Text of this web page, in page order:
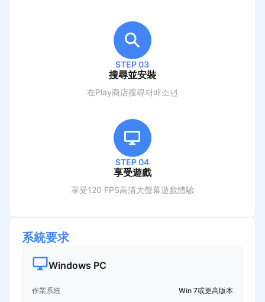
STEP 03
搜尋並安裝
在Play商店搜尋재배소년
STEP 04
享受遊戲
享受120 FPS高清大螢幕遊戲體驗
系統要求
Windows PC
作業系統
Win 7或更高版本